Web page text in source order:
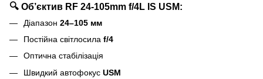
🔍 Об’єктив RF 24-105mm f/4L IS USM:
Діапазон 24–105 мм
Постійна світлосила f/4
Оптична стабілізація
Швидкий автофокус USM